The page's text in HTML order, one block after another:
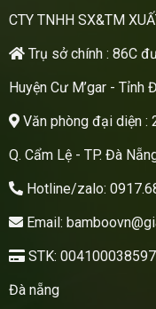
CTY TNHH SX&TM
Trụ sở chính : 86C
Huyện Cư M’gar - Tỉnh
Văn phòng đại diện :
Q. Cẩm Lệ - TP. Đà
Hotline/zalo:
Email:
STK:
Đà nẵng